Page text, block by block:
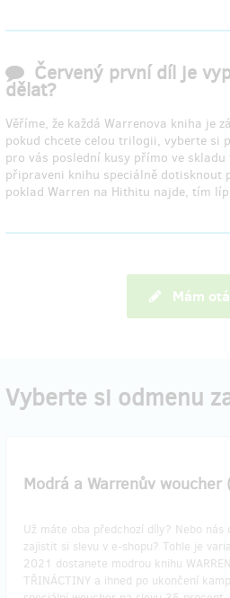
Červený první díl je
dělat?
Věříme, že každá Warrenova kniha je
pokud chcete celou trilogii, vyberte si
pro vás poslední kusy přímo ve
připraveni knihu speciálně dotisknout
poklad Warren na Hithitu najde, tím
Mám
Vyberte si odmenu
Modrá a Warrenův
Už máte oba předchozí díly? Nebo
zajistit si slevu v e-shopu? Tohle je
2021 dostanete modrou knihu
TŘINÁCTINY a ihned po ukončení